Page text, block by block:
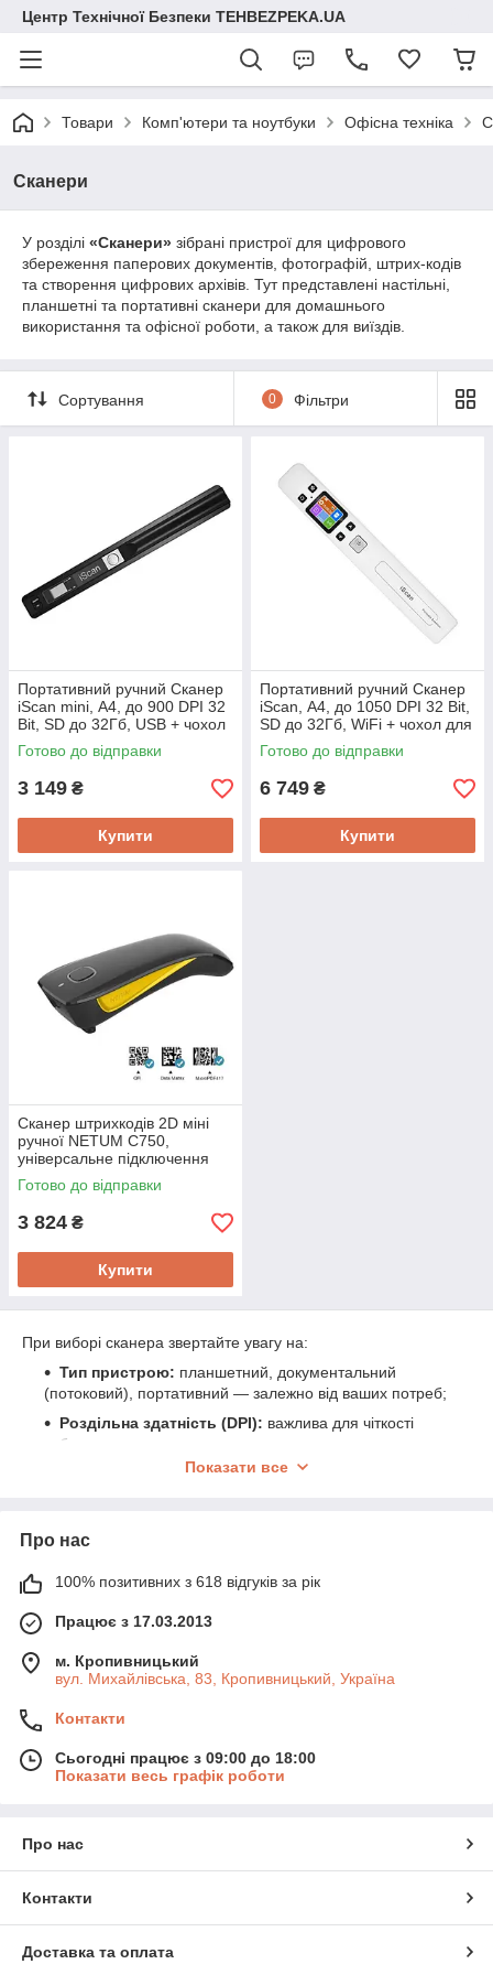
Центр Технічної Безпеки TEHBEZPEKA.UA
Товари Комп'ютери та ноутбуки Офісна техніка
Сканери
У розділі «Сканери» зібрані пристрої для цифрового
збереження паперових документів, фотографій, штрих‑кодів
та створення цифрових архівів. Тут представлені настільні,
планшетні та портативні сканери для домашнього
використання та офісної роботи, а також для виїздів.
Сортування 0 Фільтри
Портативний ручний Сканер
iScan mini, А4, до 900 DPI 32
Bit, SD до 32Гб, USB + чохол
для носіння
Готово до відправки
3 149 ₴
Купити
Портативний ручний Сканер
iScan, А4, до 1050 DPI 32 Bit,
SD до 32Гб, WiFi + чохол для
носіння
Готово до відправки
6 749 ₴
Купити
Сканер штрихкодів 2D міні
ручної NETUM C750,
універсальне підключення
3в1 2.4 ГГц, Bluetooth, USB
Готово до відправки
3 824 ₴
Купити
При виборі сканера звертайте увагу на:
Тип пристрою: планшетний, документальний
(потоковий), портативний — залежно від ваших потреб;
Роздільна здатність (DPI): важлива для чіткості
зображення;
Швидкість сканування:особливо актуальна при
зручності.
перетворення паперових документів у зручний цифровий
Показати все
Про нас
100% позитивних з 618 відгуків за рік
Працює з 17.03.2013
м. Кропивницький
вул. Михайлівська, 83, Кропивницький, Україна
Контакти
Сьогодні працює з 09:00 до 18:00
Показати весь графік роботи
Про нас
Контакти
Доставка та оплата